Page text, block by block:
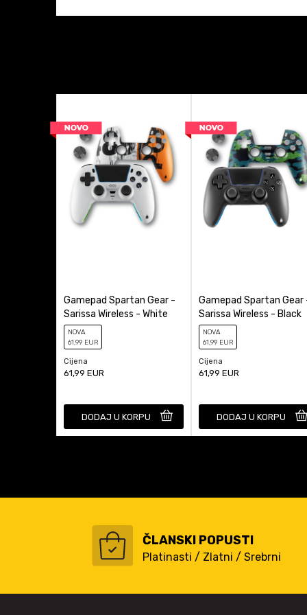
Anti-spam zaštita -
Platforma
Gamepad Spartan Gear -
Sarissa Wireless - White
NOVA
61,99 EUR
Cijena
61,99 EUR
DODAJ U KORPU
Gamepad Spartan Gear
Sarissa Wireless - Black
NOVA
61,99 EUR
Cijena
61,99 EUR
DODAJ U KORPU
ČLANSKI POPUSTI
Platinasti / Zlatni / Srebrni